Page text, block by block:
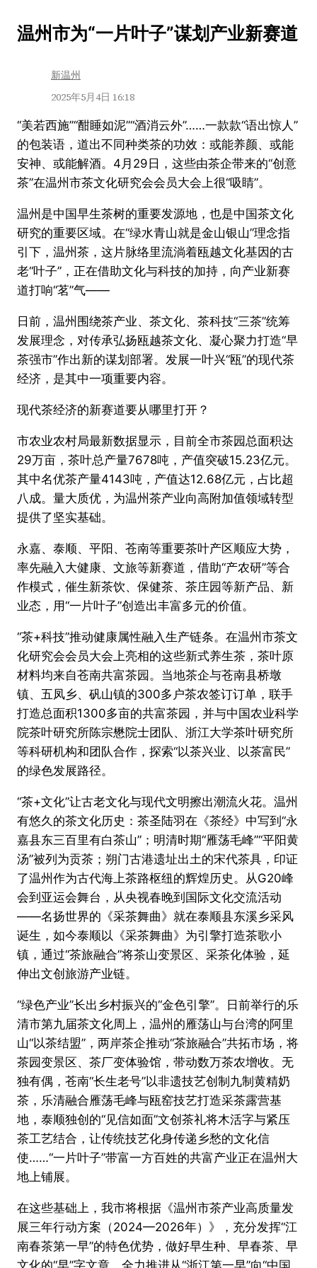
温州市为“一片叶子”谋划产业新赛道
新温州
2025年5月4日 16:18
“美若西施”“酣睡如泥”“酒消云外”……一款款“语出惊人”
的包装语，道出不同种类茶的功效：或能养颜、或能
安神、或能解酒。4月29日，这些由茶企带来的“创意
茶”在温州市茶文化研究会会员大会上很“吸睛”。
温州是中国早生茶树的重要发源地，也是中国茶文化
研究的重要区域。在“绿水青山就是金山银山”理念指
引下，温州茶，这片脉络里流淌着瓯越文化基因的古
老“叶子”，正在借助文化与科技的加持，向产业新赛
道打响“茗”气——
日前，温州围绕茶产业、茶文化、茶科技“三茶”统筹
发展理念，对传承弘扬瓯越茶文化、凝心聚力打造“早
茶强市”作出新的谋划部署。发展一叶兴“瓯”的现代茶
经济，是其中一项重要内容。
现代茶经济的新赛道要从哪里打开？
市农业农村局最新数据显示，目前全市茶园总面积达
29万亩，茶叶总产量7678吨，产值突破15.23亿元。
其中名优茶产量4143吨，产值达12.68亿元，占比超
八成。量大质优，为温州茶产业向高附加值领域转型
提供了坚实基础。
永嘉、泰顺、平阳、苍南等重要茶叶产区顺应大势，
率先融入大健康、文旅等新赛道，借助“产农研”等合
作模式，催生新茶饮、保健茶、茶庄园等新产品、新
业态，用“一片叶子”创造出丰富多元的价值。
“茶+科技”推动健康属性融入生产链条。在温州市茶文
化研究会会员大会上亮相的这些新式养生茶，茶叶原
材料均来自苍南共富茶园。当地茶企与苍南县桥墩
镇、五凤乡、矾山镇的300多户茶农签订订单，联手
打造总面积1300多亩的共富茶园，并与中国农业科学
院茶叶研究所陈宗懋院士团队、浙江大学茶叶研究所
等科研机构和团队合作，探索“以茶兴业、以茶富民”
的绿色发展路径。
“茶+文化”让古老文化与现代文明擦出潮流火花。温州
有悠久的茶文化历史：茶圣陆羽在《茶经》中写到“永
嘉县东三百里有白茶山”；明清时期“雁荡毛峰”“平阳黄
汤”被列为贡茶；朔门古港遗址出土的宋代茶具，印证
了温州作为古代海上茶路枢纽的辉煌历史。从G20峰
会到亚运会舞台，从央视春晚到国际文化交流活动
——名扬世界的《采茶舞曲》就在泰顺县东溪乡采风
诞生，如今泰顺以《采茶舞曲》为引擎打造茶歌小
镇，通过“茶旅融合”将茶山变景区、采茶化体验，延
伸出文创旅游产业链。
“绿色产业”长出乡村振兴的“金色引擎”。日前举行的乐
清市第九届茶文化周上，温州的雁荡山与台湾的阿里
山“以茶结盟”，两岸茶企推动“茶旅融合”共拓市场，将
茶园变景区、茶厂变体验馆，带动数万茶农增收。无
独有偶，苍南“长生老号”以非遗技艺创制九制黄精奶
茶，乐清融合雁荡毛峰与瓯窑技艺打造采茶露营基
地，泰顺独创的“见信如面”文创茶礼将木活字与紧压
茶工艺结合，让传统技艺化身传递乡愁的文化信
使……“一片叶子”带富一方百姓的共富产业正在温州大
地上铺展。
在这些基础上，我市将根据《温州市茶产业高质量发
展三年行动方案（2024—2026年）》，充分发挥“江
南春茶第一早”的特色优势，做好早生种、早春茶、早
文化的“早”字文章，全力推进从“浙江第一早”向“中国